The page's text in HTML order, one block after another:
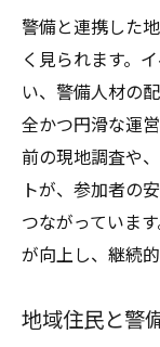
警備
警備
警備
警備
安全と活
警備
警備
警備
警備と連携した
く見られます。
い、警備人材の
全かつ円滑な運
前の現地調査や
トが、参加者の
つながっていま
が向上し、継続
地域住民と警